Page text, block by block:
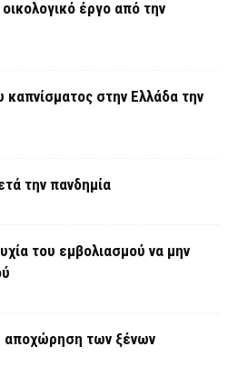
έργο από την
στην Ελλάδα την
την πανδημία
του εμβολιασμού να μην
αποχώρηση των ξένων